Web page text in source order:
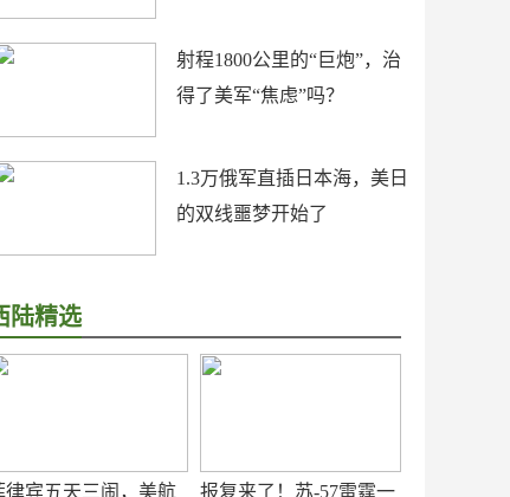
射程1800公里的“巨炮”，治
得了美军“焦虑”吗？
1.3万俄军直插日本海，美日
的双线噩梦开始了
陆精选
律宾五天三闹，美航
报复来了！苏-57雷霆一